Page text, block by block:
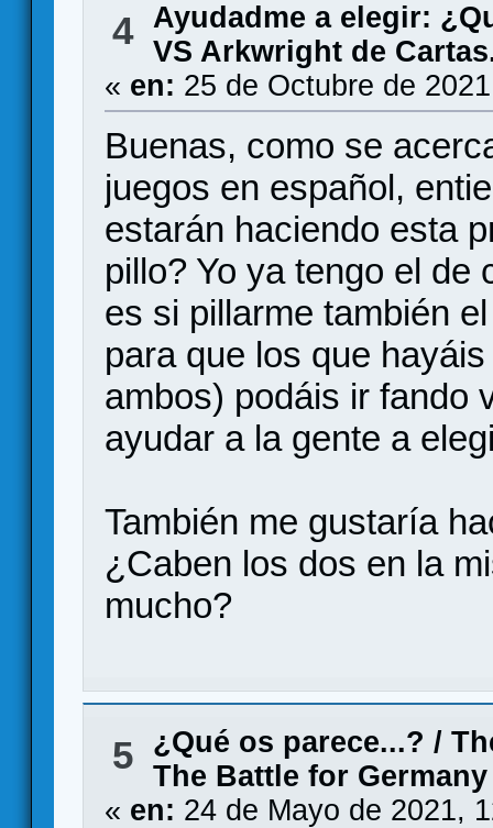
4 Ayudadme a elegir:
VS Arkwright de
« en: 25 de Octubre de
Buenas, como se
juegos en español,
estarán haciendo esta
pillo? Yo ya tengo el de
es si pillarme también
para que los que
ambos) podáis ir fando
ayudar a la gente a
También me gustaría
¿Caben los dos en la
mucho?
5 ¿Qué os parece...? /
The Battle for
« en: 24 de Mayo de 2021,